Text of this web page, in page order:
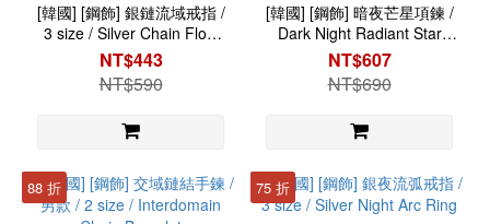
[韓國] [鋼飾] 銀鏈流域戒指 /
3 size / Silver Chain Flow
Ring
NT$443
NT$590
[韓國] [鋼飾] 暗夜芒星項鍊 /
Dark Night Radiant Star
Necklace
NT$607
NT$690
88 折 75 折